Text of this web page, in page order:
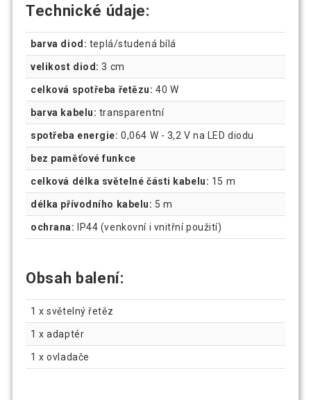
Technické údaje:
barva diod: teplá/studená bílá
velikost diod: 3 cm
celková spotřeba řetězu: 40 W
barva kabelu: transparentní
spotřeba energie: 0,064 W - 3,2 V na LED diodu
bez paměťové funkce
celková délka světelné části kabelu: 15 m
délka přívodního kabelu: 5 m
ochrana: IP44 (venkovní i vnitřní použití)
Obsah balení:
1 x světelný řetěz
1 x adaptér
1 x ovladače